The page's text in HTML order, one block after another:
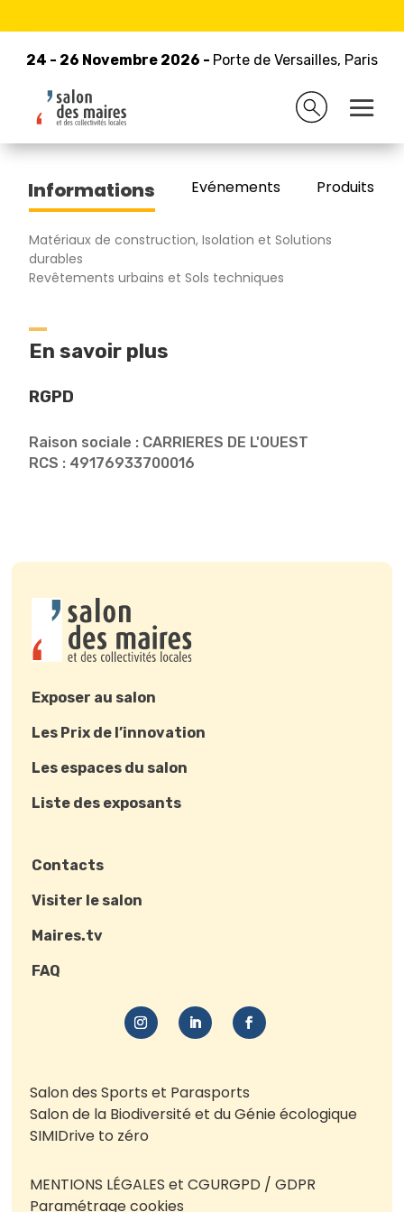
24 - 26 Novembre 2026 - Porte de Versailles, Paris
24 - 26 Novembre 2026 - Porte de Versailles, Paris
Retour à la liste des exposants
CARRIERES DE L'OUEST
Informations Evénements Produits/
Matériaux de construction, Isolation et Solutions
durables
Revêtements urbains et Sols techniques
En savoir plus
RGPD
Raison sociale : CARRIERES DE L'OUEST
RCS : 49176933700016
Exposer au salon
Les Prix de l’innovation
Les espaces du salon
Liste des exposants
Contacts
Visiter le salon
Maires.tv
FAQ
Salon des Sports et Parasports
Salon de la Biodiversité et du Génie écologique
SIMIDrive to zéro
MENTIONS LÉGALES et CGURGPD / GDPR
Paramétrage cookies